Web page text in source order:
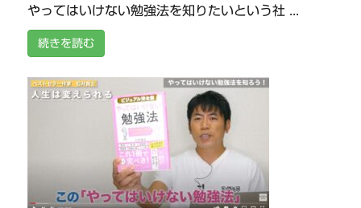
やってはいけない勉強法を知りたいという社 ...
続きを読む